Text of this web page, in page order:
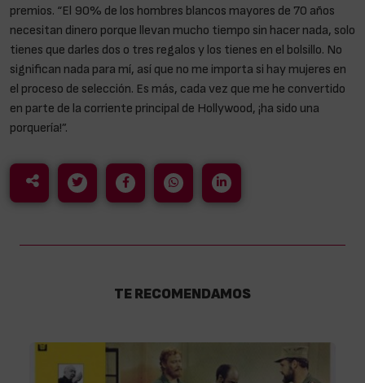
premios. “El 90% de los hombres blancos mayores de 70 años
necesitan dinero porque llevan mucho tiempo sin hacer nada, solo
tienes que darles dos o tres regalos y los tienes en el bolsillo. No
significan nada para mí, así que no me importa si hay mujeres en
el proceso de selección. Es más, cada vez que me he convertido
en parte de la corriente principal de Hollywood, ¡ha sido una
porquería!”.
TE RECOMENDAMOS